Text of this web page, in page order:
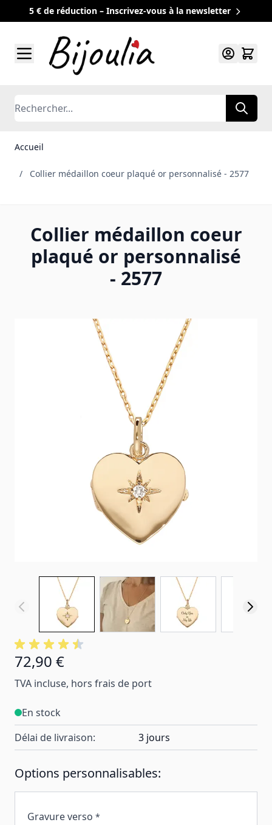
5 € de réduction – Inscrivez-vous à la newsletter
Rechercher
Accueil
/ Collier médaillon coeur plaqué or personnalisé - 2577
Collier médaillon coeur
plaqué or personnalisé
- 2577
72,90 €
TVA incluse, hors frais de port
En stock
Délai de livraison:
3 jours
Options personnalisables:
Gravure verso *